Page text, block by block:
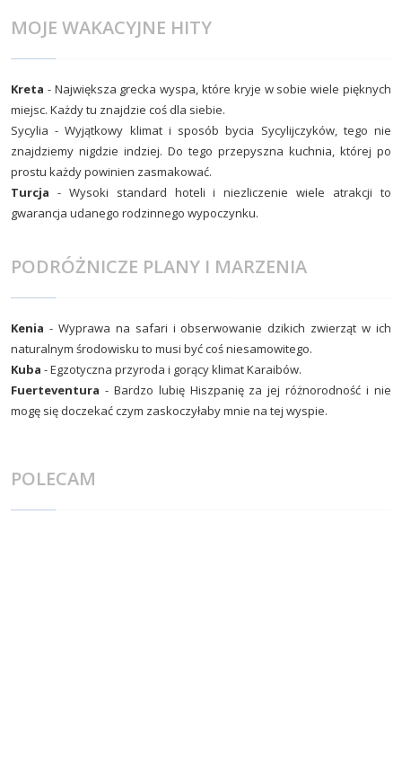
MOJE WAKACYJNE HITY
Kreta - Największa grecka wyspa, które kryje w sobie wiele pięknych
miejsc. Każdy tu znajdzie coś dla siebie.
Sycylia - Wyjątkowy klimat i sposób bycia Sycylijczyków, tego nie
znajdziemy nigdzie indziej. Do tego przepyszna kuchnia, której po
prostu każdy powinien zasmakować.
Turcja - Wysoki standard hoteli i niezliczenie wiele atrakcji to
gwarancja udanego rodzinnego wypoczynku.
PODRÓŻNICZE PLANY I MARZENIA
Kenia - Wyprawa na safari i obserwowanie dzikich zwierząt w ich
naturalnym środowisku to musi być coś niesamowitego.
Kuba - Egzotyczna przyroda i gorący klimat Karaibów.
Fuerteventura - Bardzo lubię Hiszpanię za jej różnorodność i nie
mogę się doczekać czym zaskoczyłaby mnie na tej wyspie.
POLECAM